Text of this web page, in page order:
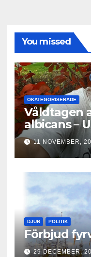
You missed
OKATEGORISERADE
Våldtagen
albicans –
11 NOVEMBER,
DJUR POLITIK
Förbjud
29 DECEMBER,